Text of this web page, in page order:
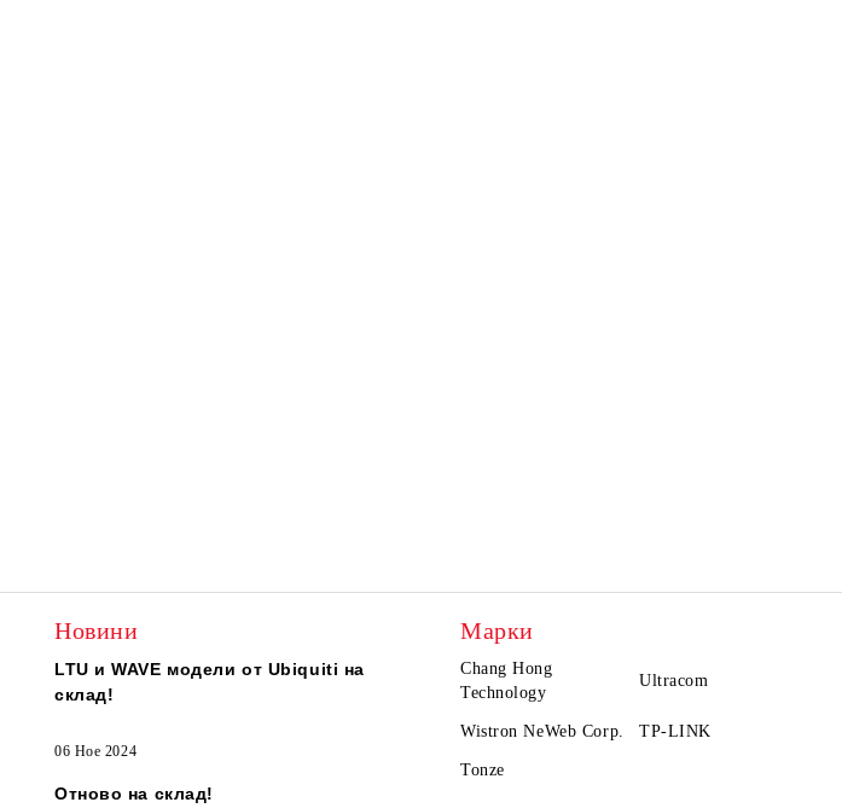
Новини
LTU и WAVE модели от Ubiquiti на
склад!
06 Ное 2024
Отново на склад!
Марки
Chang Hong
Technology
Ultracom
Wistron NeWeb Corp. TP-LINK
Tonze